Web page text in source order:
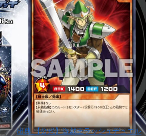
出典:【公式】遊戯王ラッシュデュエル